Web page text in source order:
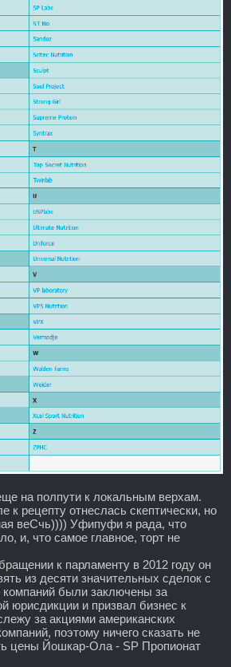
на полпути к локальным верхам.
к рецепту отнеслась скептически, но
веСчь)))) Уфипуфи я рада, что
и, что самое главное, торт не
к парламенту в 2012 году он
из десяти значительных сделок с
компаний были заключены за
юрисдикции и призвал бизнес к
за акциями американских
поэтому ничего сказать не
цены Йошкар-Ола - SP Пропионат